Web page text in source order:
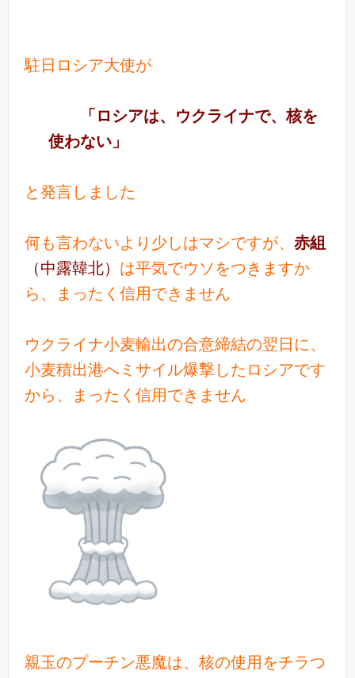
駐日ロシア大使が
「ロシアは、ウクライナで、核を
使わない」
と発言しました
何も言わないより少しはマシですが、 赤組
（中露韓北） は平気でウソをつきますか
ら、まったく信用できません
ウクライナ小麦輸出の合意締結の翌日に、
小麦積出港へミサイル爆撃したロシアです
から、まったく信用できません
親玉のプーチン悪魔は、核の使用をチラつ